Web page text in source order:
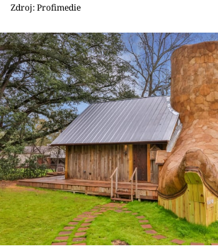
Přihlášení
Sledujte nás
Zdroj: Profimedie